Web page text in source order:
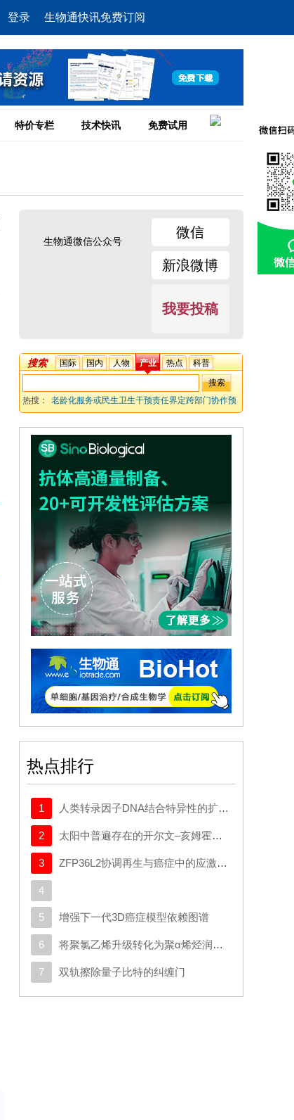
登录 生物通快讯免费订阅
特价专栏 技术快讯 免费试用
生物通微信公众号
微信
新浪微博
我要投稿
搜索 国际 国内 人物 产业 热点 科普
热搜：
老龄化服务或民生卫生干预责任界定跨部门协作预
基层卫生系统响应机制本土化养老福利筹措保障或人口健
康福祉政策评估路径
热点排行
1 人类转录因子DNA结合特异性的扩展密码本
2 太阳中普遍存在的开尔文–亥姆霍兹不稳定性驱动等离子体混合
3 ZFP36L2协调再生与癌症中的应激适应性可塑性
4
5 增强下一代3D癌症模型依赖图谱
6 将聚氯乙烯升级转化为聚α烯烃润滑剂
7 双轨擦除量子比特的纠缠门